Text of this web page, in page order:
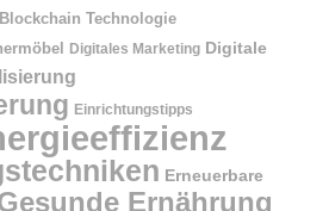
Blockchain Technologie
Digitales Marketing Digitale
Einrichtungstipps
Erneuerbare
Ernährung